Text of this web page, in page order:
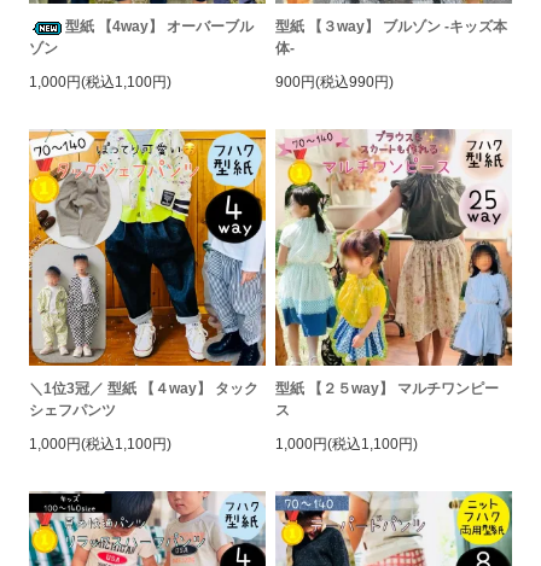
型紙 【4way】 オーバーブル
ゾン
1,000円(税込1,100円)
型紙 【３way】 ブルゾン -キッズ本
体-
900円(税込990円)
＼1位3冠／ 型紙 【４way】 タック
シェフパンツ
1,000円(税込1,100円)
型紙 【２５way】 マルチワンピー
ス
1,000円(税込1,100円)